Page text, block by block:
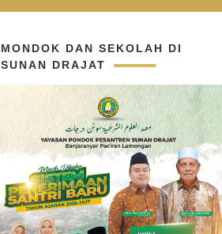
MONDOK DAN SEKOLAH DI
SUNAN DRAJAT